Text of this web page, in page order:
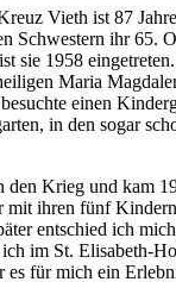
Vieth ist 87
Schwestern ihr 65.
sie 1958
Maria
einen
in den sogar
den Krieg und kam
mit ihren fünf
entschied ich
im St. Elisabeth-
es für mich ein